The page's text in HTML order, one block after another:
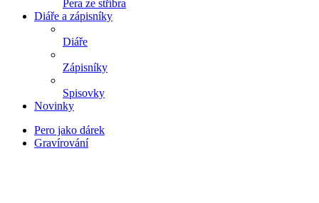
Pera ze stříbra
Diáře a zápisníky
Diáře
Zápisníky
Spisovky
Novinky
Pero jako dárek
Gravírování